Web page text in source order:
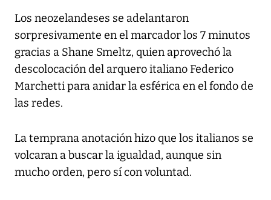
Los neozelandeses se adelantaron
sorpresivamente en el marcador los 7 minutos
gracias a Shane Smeltz, quien aprovechó la
descolocación del arquero italiano Federico
Marchetti para anidar la esférica en el fondo de
las redes.
La temprana anotación hizo que los italianos se
volcaran a buscar la igualdad, aunque sin
mucho orden, pero sí con voluntad.